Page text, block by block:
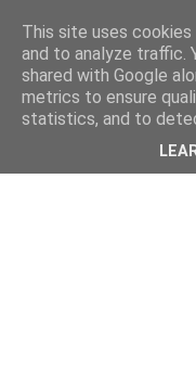
This site uses
and to analyze traffic.
shared with Google
metrics to ensure
statistics, and to